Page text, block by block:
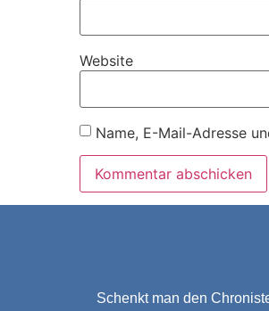
Website
Name, E-Mail-Adresse
Schenkt man den